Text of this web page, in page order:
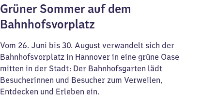
Grüner Sommer auf dem
Bahnhofsvorplatz
Vom 26. Juni bis 30. August verwandelt sich der
Bahnhofsvorplatz in Hannover in eine grüne Oase
mitten in der Stadt: Der Bahnhofsgarten lädt
Besucherinnen und Besucher zum Verweilen,
Entdecken und Erleben ein.